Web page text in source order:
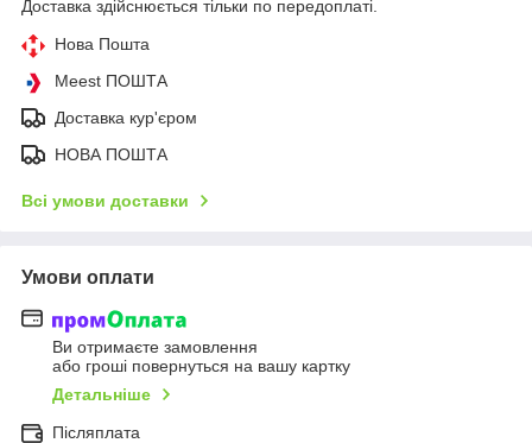
Доставка здійснюється тільки по передоплаті.
Нова Пошта
Meest ПОШТА
Доставка кур'єром
НОВА ПОШТА
Всі умови доставки
Умови оплати
Ви отримаєте замовлення
або гроші повернуться на вашу картку
Детальніше
Післяплата